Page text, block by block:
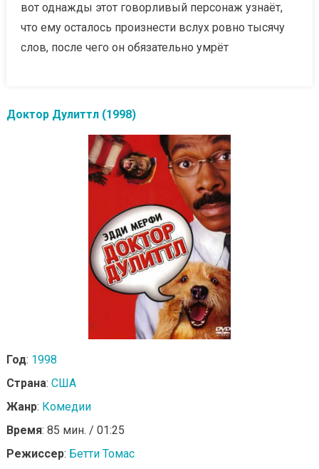
вот однажды этот говорливый персонаж узнаёт,
что ему осталось произнести вслух ровно тысячу
слов, после чего он обязательно умрёт
Доктор Дулиттл (1998)
Год: 1998
Страна: США
Жанр: Комедии
Время: 85 мин. / 01:25
Режиссер: Бетти Томас